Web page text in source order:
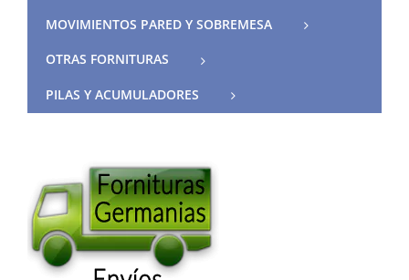
MOVIMIENTOS PARED Y SOBREMESA
OTRAS FORNITURAS
PILAS Y ACUMULADORES